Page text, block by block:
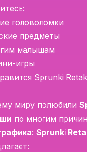
головоломки
предметы
малышам
игры
Sprunki
миру полюбили
по многим
: Sprunki